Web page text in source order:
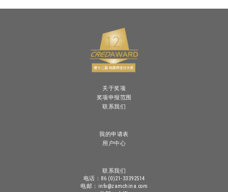
关于奖项
奖项申报范围
联系我们
我的申请表
用户中心
联系我们
电话：86 (0)21-33392514
电邮：info@zamchina.com